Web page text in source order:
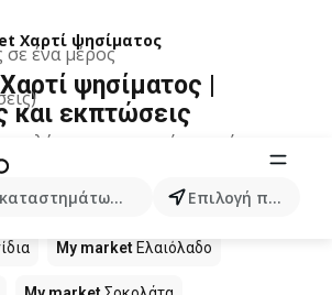
ένα μέρος
κατηγοριών, προϊόντων...
Επιλογή πόλης
Χαρτί ψησίματος
ψησίματος |
και εκπτώσεις
για αυτόν τον όρο.
στα καταστήματα
My market Ελαιόλαδο